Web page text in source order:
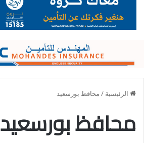
الرئيسية / محافظ بورسعيد
محافظ بورسعيد